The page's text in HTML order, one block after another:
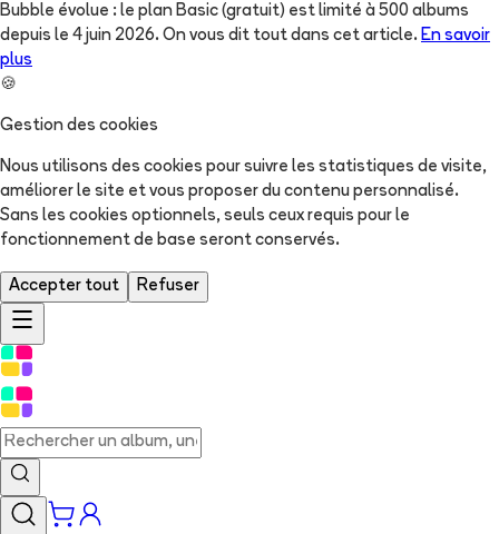
Bubble évolue : le plan Basic (gratuit) est limité à 500 albums
depuis le 4 juin 2026. On vous dit tout dans cet article. En savoir
plus
🍪
Gestion des cookies
Nous utilisons des cookies pour suivre les statistiques de visite,
améliorer le site et vous proposer du contenu personnalisé.
Sans les cookies optionnels, seuls ceux requis pour le
fonctionnement de base seront conservés.
Accepter tout Refuser